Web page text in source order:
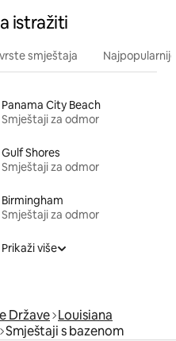
istražiti
smještaja
Panama City Beach
Smještaji za odmor
Gulf Shores
Smještaji za odmor
Birmingham
Smještaji za odmor
Prikaži više
Države Louisiana
Smještaji s bazenom